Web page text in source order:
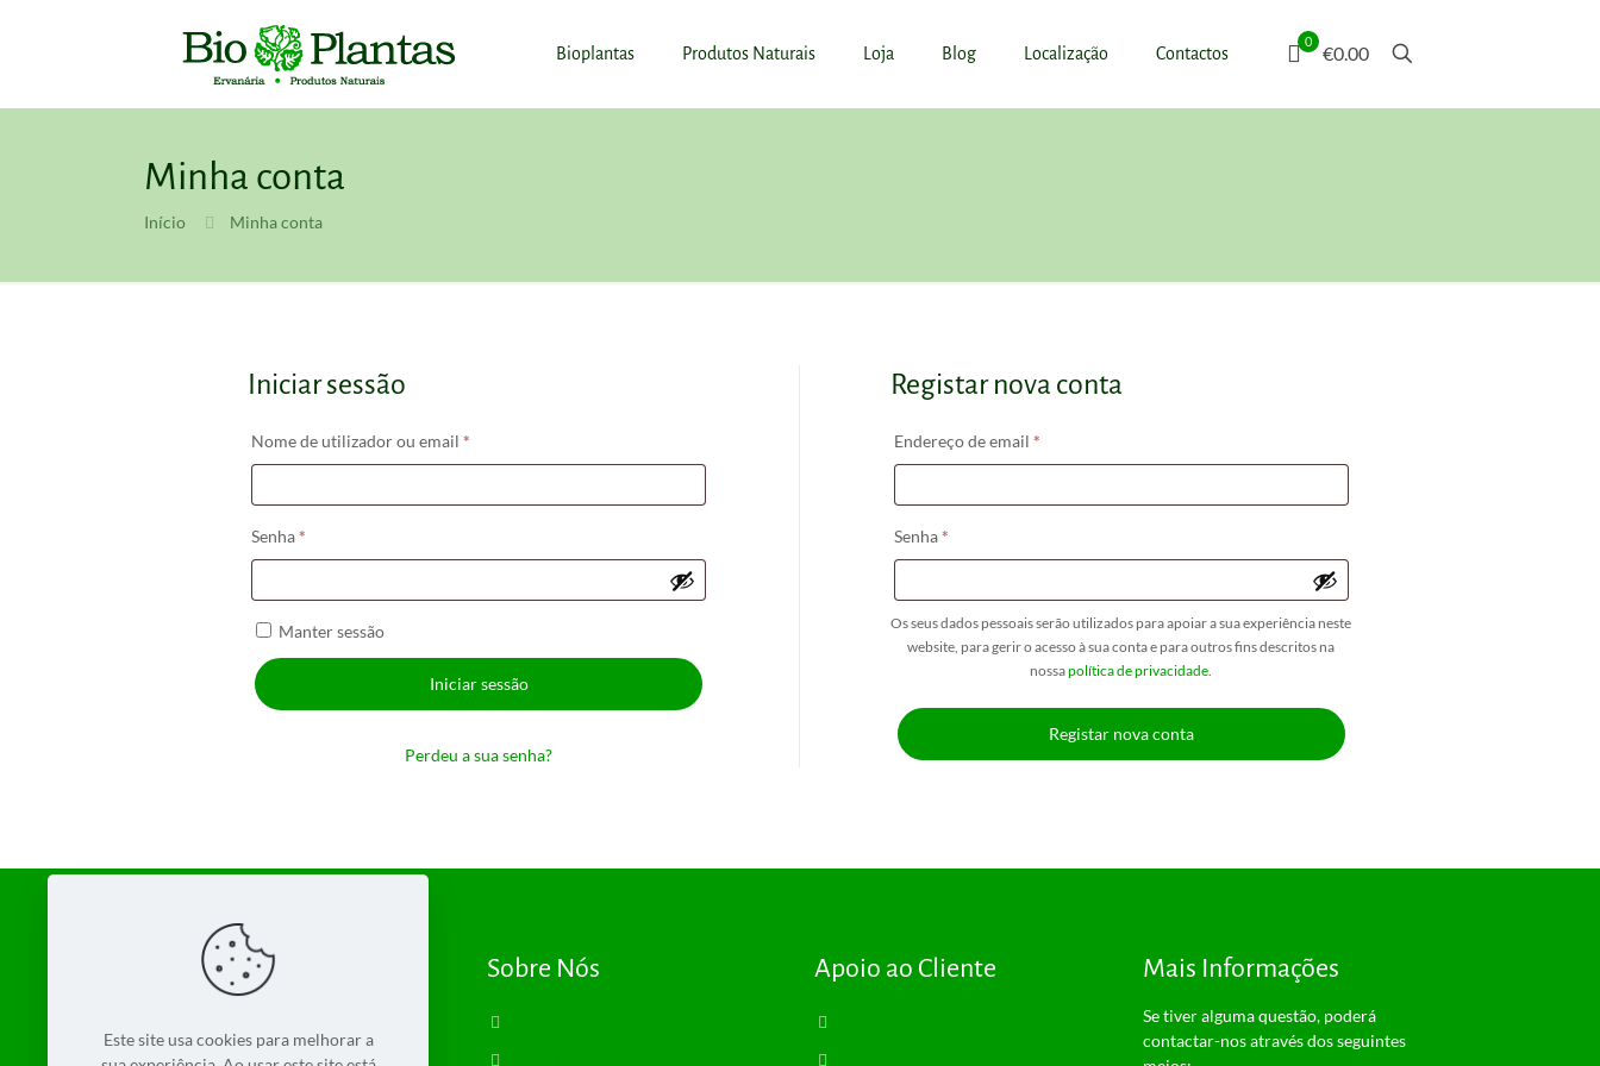
Bioplantas Produtos Naturais Loja Blog Localização Contactos
0
€0.00
Minha conta
Início Minha conta
Iniciar sessão
Nome de utilizador ou email *Obrigatório
Senha*Obrigatório
Manter sessão
Iniciar sessão
Perdeu a sua senha?
Registar nova conta
Endereço de email *Obrigatório
Senha*Obrigatório
Os seus dados pessoais serão utilizados para apoiar a sua experiência neste
website, para gerir o acesso à sua conta e para outros fins descritos na
nossapolítica de privacidade.
Registar nova conta
Sobre Nós Apoio ao Cliente Mais Informações
Se tiver alguma questão, poderá
contactar-nos através dos seguintes
Este site usa cookies para melhorar a